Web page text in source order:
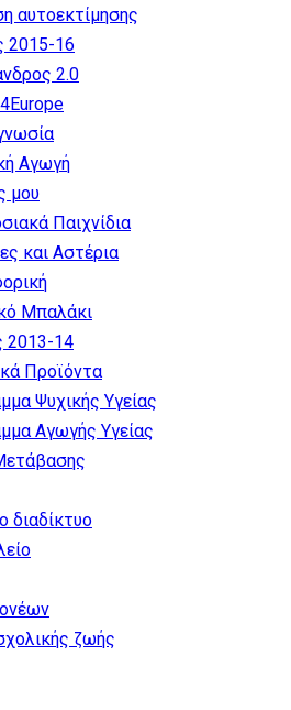
αυτοεκτίμησης
2015-16
2.0
Αγωγή
μου
Παιχνίδια
και Αστέρια
Μπαλάκι
2013-14
Προϊόντα
Ψυχικής Υγείας
Aγωγής Yγείας
διαδίκτυο
ζωής